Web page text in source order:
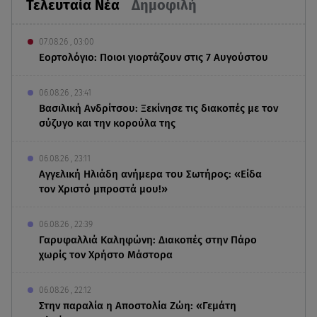
Τελευταία Νέα Δημοφιλή
07.08.26 , 03:00
Εορτολόγιο: Ποιοι γιορτάζουν στις 7 Αυγούστου
06.08.26 , 23:41
Βασιλική Ανδρίτσου: Ξεκίνησε τις διακοπές με τον
σύζυγο και την κορούλα της
06.08.26 , 23:11
Αγγελική Ηλιάδη ανήμερα του Σωτήρος: «Είδα
τον Χριστό μπροστά μου!»
06.08.26 , 22:39
Γαρυφαλλιά Καληφώνη: Διακοπές στην Πάρο
χωρίς τον Χρήστο Μάστορα
06.08.26 , 22:12
Στην παραλία η Αποστολία Ζώη: «Γεμάτη